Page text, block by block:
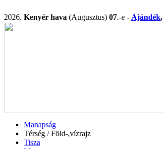
2026. Kenyér hava (Augusztus) 07.-e - Ajándék,
Manapság
Térség / Föld-,vízrajz
Tisza